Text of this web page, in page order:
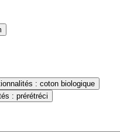
: coton biologique
: prérétréci